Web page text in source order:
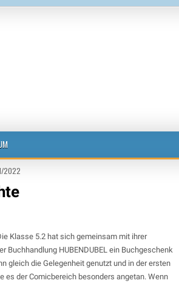
2022
Klasse 5.2 hat sich gemeinsam mit ihrer
Buchhandlung HUBENDUBEL ein Buchgeschenk
gleich die Gelegenheit genutzt und in der ersten
es der Comicbereich besonders angetan. Wenn